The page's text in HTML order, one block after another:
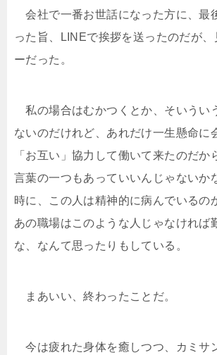
会社で一番お世話になった方に、最
った旨、LINEで挨拶を送ったのだが
ーだった。
私の場合はむかつくとか、そいうい
ないのだけれど、あれだけ一生懸命に
「お互い」協力して働いて来たのだか
言葉の一つもあっていいんじゃないか
時に、この人は精神的に病んでいるの
あの職場はこのような人じゃなければ
な、なんて思ったりもしている。
まあいい、終わったことだ。
今は疲れた身体を癒しつつ、カミサ